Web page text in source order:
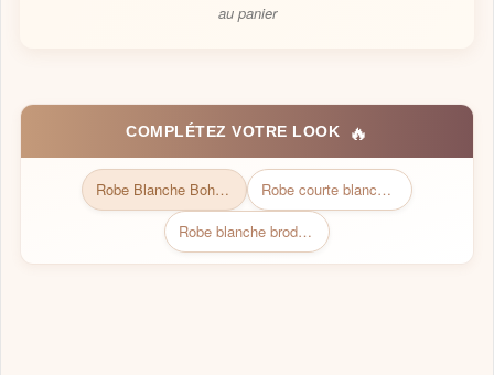
au panier
COMPLÉTEZ VOTRE LOOK 🔥
Robe Blanche Bohème | Collection Bohémienne Chic
Robe courte blanche femme (Siena)
Robe blanche broderie anglaise